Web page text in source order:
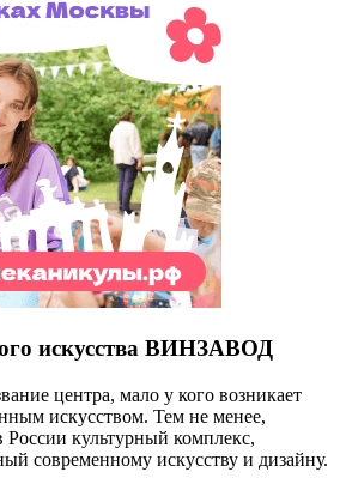
искусства ВИНЗАВОД
центра, мало у кого возникает
искусством. Тем не менее,
культурный комплекс,
современному искусству и дизайну.